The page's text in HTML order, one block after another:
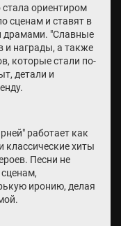
ориентиром
сценам и ставят в
драмами. "Славные
и награды, а также
которые стали по-
детали и
работает как
классические хиты
Песни не
иронию, делая